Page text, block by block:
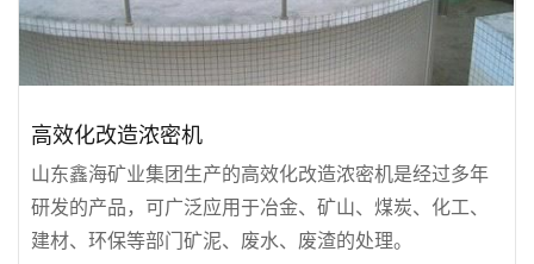
高效化改造浓密机
山东鑫海矿业集团生产的高效化改造浓密机是经过多年
研发的产品，可广泛应用于冶金、矿山、煤炭、化工、
建材、环保等部门矿泥、废水、废渣的处理。